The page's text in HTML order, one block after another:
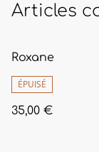
Articles
Roxane
ÉPUISÉ
35,00 €